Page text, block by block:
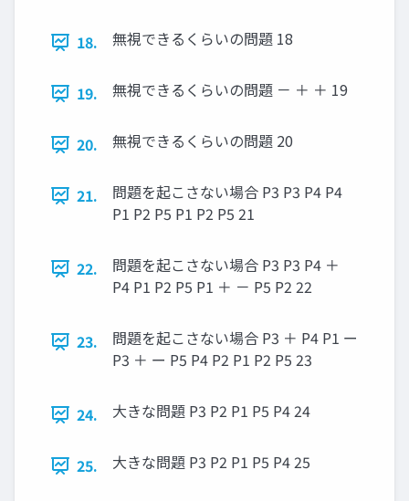
18. 無視できるくらいの問題 18
19. 無視できるくらいの問題 － ＋ ＋ 19
20. 無視できるくらいの問題 20
21.
問題を起こさない場合 P3 P3 P4 P4
P1 P2 P5 P1 P2 P5 21
22.
問題を起こさない場合 P3 P3 P4 ＋
P4 P1 P2 P5 P1 ＋ － P5 P2 22
23.
問題を起こさない場合 P3 ＋ P4 P1 ー
P3 ＋ ー P5 P4 P2 P1 P2 P5 23
24. 大きな問題 P3 P2 P1 P5 P4 24
25. 大きな問題 P3 P2 P1 P5 P4 25